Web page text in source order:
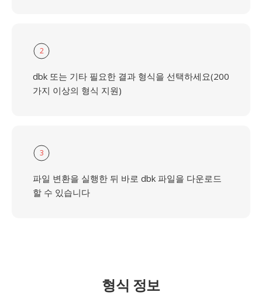
2
dbk 또는 기타 필요한 결과 형식을 선택하세요(200
가지 이상의 형식 지원)
3
파일 변환을 실행한 뒤 바로 dbk 파일을 다운로드
할 수 있습니다
형식 정보